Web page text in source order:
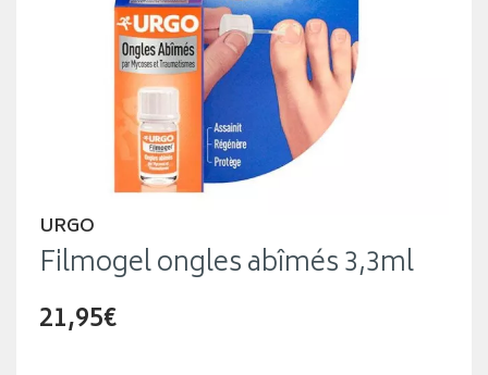
URGO
Filmogel ongles abîmés 3,3ml
21,95€